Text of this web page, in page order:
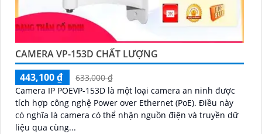
CAMERA VP-153D CHẤT LƯỢNG
443,100 ₫
633,000 ₫
Camera IP POEVP-153D là một loại camera an ninh được
tích hợp công nghệ Power over Ethernet (PoE). Điều này
có nghĩa là camera có thể nhận nguồn điện và truyền dữ
liệu qua cùng...